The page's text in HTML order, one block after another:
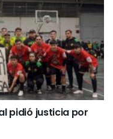
pidió justicia por